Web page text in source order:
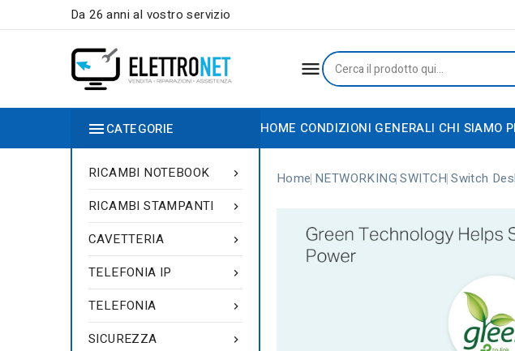
Da 26 anni al vostro servizio

HOME CONDIZIONI GENERALI CHI SIAMO
CATEGORIE

RICAMBI NOTEBOOK

RICAMBI STAMPANTI

CAVETTERIA

TELEFONIA IP

TELEFONIA

SICUREZZA
Home NETWORKING SWITCH Switch